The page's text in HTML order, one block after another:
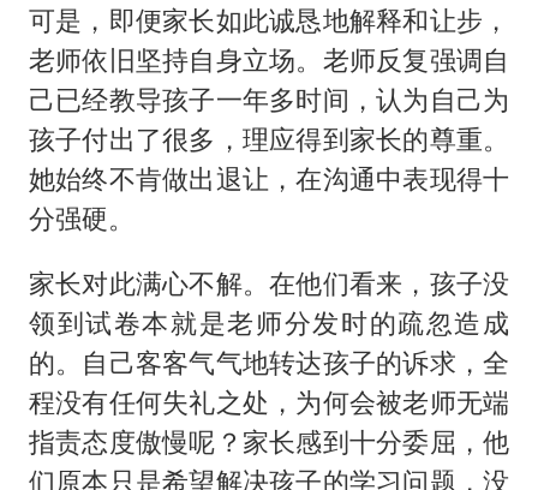
可是，即便家长如此诚恳地解释和让步，
老师依旧坚持自身立场。老师反复强调自
己已经教导孩子一年多时间，认为自己为
孩子付出了很多，理应得到家长的尊重。
她始终不肯做出退让，在沟通中表现得十
分强硬。
家长对此满心不解。在他们看来，孩子没
领到试卷本就是老师分发时的疏忽造成
的。自己客客气气地转达孩子的诉求，全
程没有任何失礼之处，为何会被老师无端
指责态度傲慢呢？家长感到十分委屈，他
们原本只是希望解决孩子的学习问题，没